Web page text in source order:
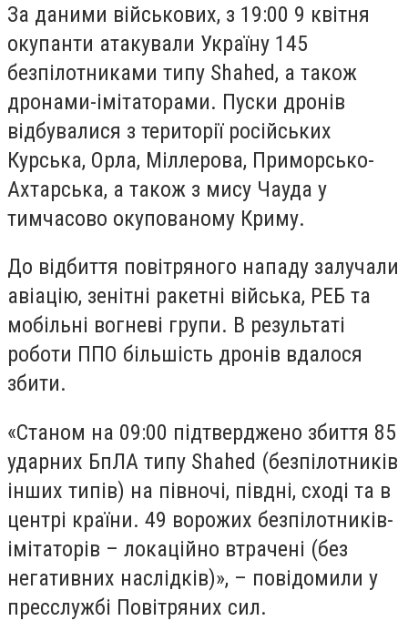
За даними військових, з 19:00 9 квітня
окупанти атакували Україну 145
безпілотниками типу Shahed, а також
дронами-імітаторами. Пуски дронів
відбувалися з території російських
Курська, Орла, Міллерова, Приморсько-
Ахтарська, а також з мису Чауда у
тимчасово окупованому Криму.
До відбиття повітряного нападу залучали
авіацію, зенітні ракетні війська, РЕБ та
мобільні вогневі групи. В результаті
роботи ППО більшість дронів вдалося
збити.
«Станом на 09:00 підтверджено збиття 85
ударних БпЛА типу Shahed (безпілотників
інших типів) на півночі, півдні, сході та в
центрі країни. 49 ворожих безпілотників-
імітаторів – локаційно втрачені (без
негативних наслідків)», – повідомили у
пресслужбі Повітряних сил.